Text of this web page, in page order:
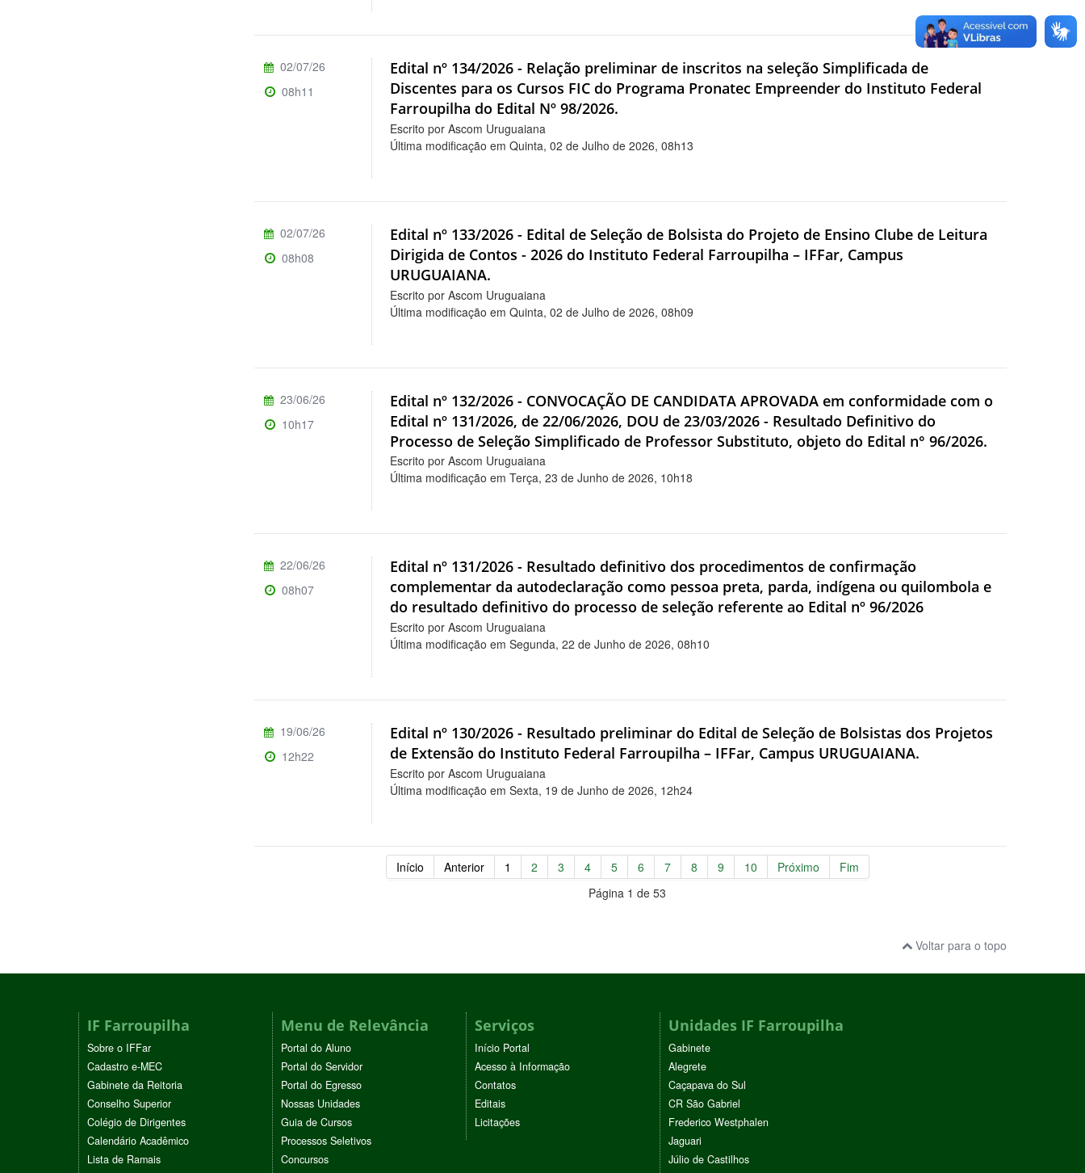
Edital nº 134/2026 - Relação preliminar de inscritos na seleção Simplificada de
Discentes para os Cursos FIC do Programa Pronatec Empreender do Instituto Federal
Farroupilha do Edital Nº 98/2026.
Escrito por Ascom Uruguaiana
Última modificação em Quinta, 02 de Julho de 2026, 08h13
02/07/26
08h11
Edital nº 133/2026 - Edital de Seleção de Bolsista do Projeto de Ensino Clube de Leitura
Dirigida de Contos - 2026 do Instituto Federal Farroupilha – IFFar, Campus
URUGUAIANA.
Escrito por Ascom Uruguaiana
Última modificação em Quinta, 02 de Julho de 2026, 08h09
02/07/26
08h08
Edital nº 132/2026 - CONVOCAÇÃO DE CANDIDATA APROVADA em conformidade com o
Edital nº 131/2026, de 22/06/2026, DOU de 23/03/2026 - Resultado Definitivo do
Processo de Seleção Simplificado de Professor Substituto, objeto do Edital n° 96/2026.
Escrito por Ascom Uruguaiana
Última modificação em Terça, 23 de Junho de 2026, 10h18
23/06/26
10h17
Edital nº 131/2026 - Resultado definitivo dos procedimentos de confirmação
complementar da autodeclaração como pessoa preta, parda, indígena ou quilombola e
do resultado definitivo do processo de seleção referente ao Edital nº 96/2026
Escrito por Ascom Uruguaiana
Última modificação em Segunda, 22 de Junho de 2026, 08h10
22/06/26
08h07
Edital nº 130/2026 - Resultado preliminar do Edital de Seleção de Bolsistas dos Projetos
de Extensão do Instituto Federal Farroupilha – IFFar, Campus URUGUAIANA.
Escrito por Ascom Uruguaiana
Última modificação em Sexta, 19 de Junho de 2026, 12h24
19/06/26
12h22
Início Anterior 1 2 3 4 5 6 7 8 9 10 Próximo
Fim
Página 1 de 53
Voltar para o topo
IF Farroupilha
Sobre o IFFar
Cadastro e-MEC
Gabinete da Reitoria
Conselho Superior
Colégio de Dirigentes
Calendário Acadêmico
Lista de Ramais
Menu de Relevância
Portal do Aluno
Portal do Servidor
Portal do Egresso
Nossas Unidades
Guia de Cursos
Processos Seletivos
Concursos
Serviços
Início Portal
Acesso à Informação
Contatos
Editais
Licitações
Unidades IF Farroupilha
Gabinete
Alegrete
Caçapava do Sul
CR São Gabriel
Frederico Westphalen
Jaguari
Júlio de Castilhos